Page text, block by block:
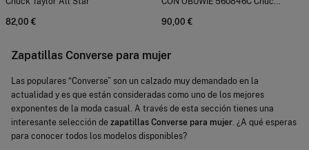
82,00 € 90,00 €
Zapatillas Converse para mujer
Las populares “Converse” son un calzado muy demandado en la
actualidad y es que están consideradas como uno de los mejores
exponentes de la moda casual. A través de esta sección tienes una
interesante selección de zapatillas Converse para mujer. ¿A qué esperas
para conocer todos los modelos disponibles?